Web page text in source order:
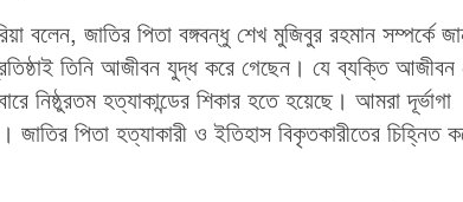
জাতির পিতা বঙ্গবন্ধু শেখ মুজিবুর রহমান সম্পর্কে
তিনি আজীবন যুদ্ধ করে গেছেন। যে ব্যক্তি আজীবন
হত্যাকান্ডের শিকার হতে হয়েছে। আমরা দূর্ভাগা
পিতা হত্যাকারী ও ইতিহাস বিকৃতকারীতের চিহ্নিত